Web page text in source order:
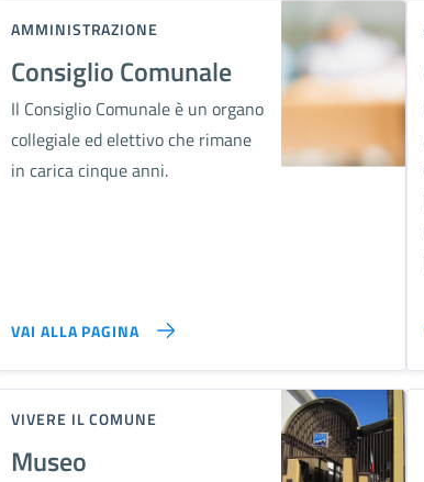
AMMINISTRAZIONE
Consiglio Comunale
Il Consiglio Comunale è un organo
collegiale ed elettivo che rimane
in carica cinque anni.
VAI ALLA PAGINA
VIVERE IL COMUNE
Museo